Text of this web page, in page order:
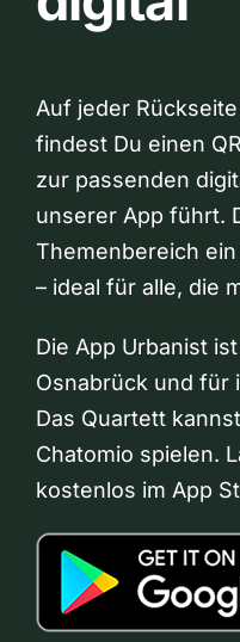
Auf jeder
findest Du einen
zur passenden
unserer App führt.
Themenbereich
– ideal für alle, die
Die App Urbanist
Osnabrück und für
Das Quartett
Chatomio spielen.
kostenlos im App